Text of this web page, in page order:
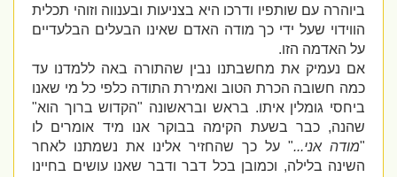
ביוהרה עם שותפיו ודרכו היא בצניעות ובענווה וזוהי תכלית
הווידוי שעל ידי כך מודה האדם שאינו הבעלים הבלעדיים
על האדמה הזו.
אם נעמיק את מחשבתנו נבין שהתורה באה ללמדנו עד
כמה חשובה הכרת הטוב ואמירת התודה כלפי כל מי שאנו
ביחסי גומלין איתו. בראש ובראשונה "הקדוש ברוך הוא"
שהנה, כבר בשעת הקימה בבוקר אנו מיד אומרים לו
מודה אני..." על כך שהחזיר אלינו את נשמתנו לאחר
השינה בלילה, וכמובן בכל דבר ודבר שאנו עושים בחיינו